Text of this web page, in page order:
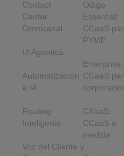
Contact
Center
Omnicanal
IA Agentica
Automatización
e IA
Routing
Inteligente
Voz del Cliente y
Odigo
Essential:
CCaaS
PYME
Enterprise:
CCaaS
CXaaS:
CCaaS a
medida